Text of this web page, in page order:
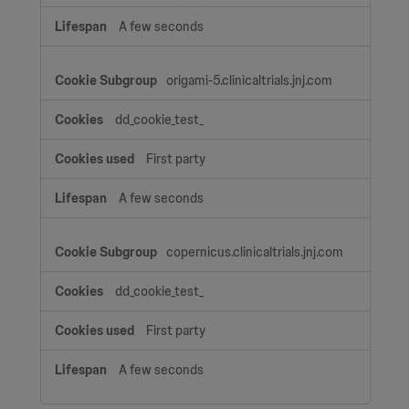
A few seconds
origami-5.clinicaltrials.jnj.com
dd_cookie_test_
First party
A few seconds
copernicus.clinicaltrials.jnj.com
dd_cookie_test_
First party
A few seconds